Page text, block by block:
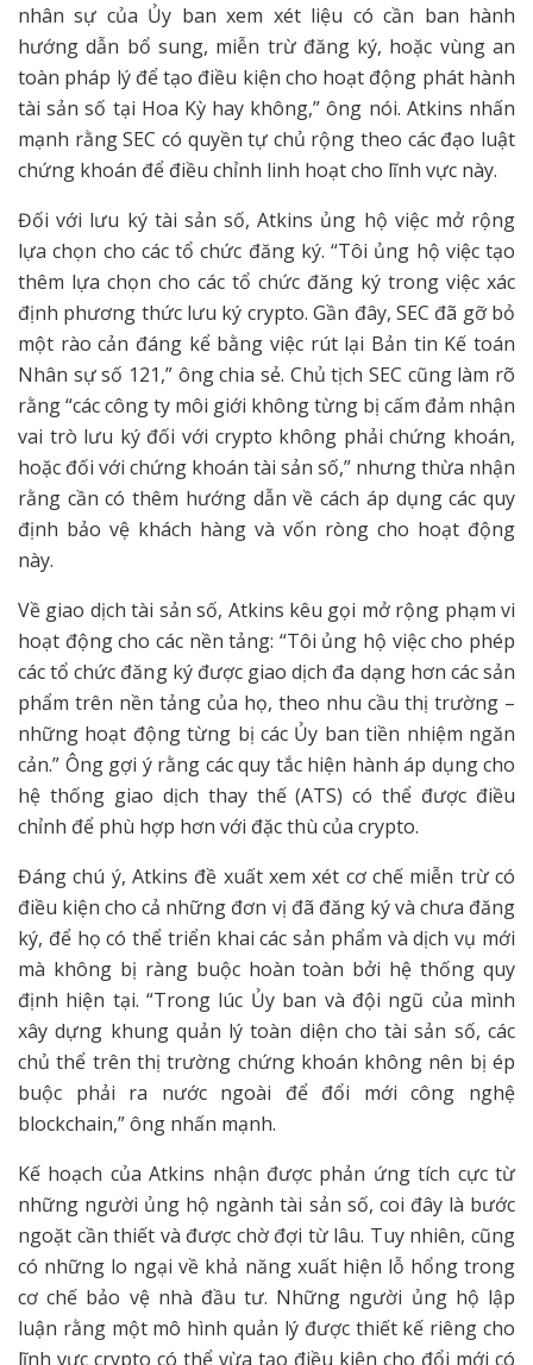
nhân sự của Ủy ban xem xét liệu có cần ban hành
hướng dẫn bổ sung, miễn trừ đăng ký, hoặc vùng an
toàn pháp lý để tạo điều kiện cho hoạt động phát hành
tài sản số tại Hoa Kỳ hay không,” ông nói. Atkins nhấn
mạnh rằng SEC có quyền tự chủ rộng theo các đạo luật
chứng khoán để điều chỉnh linh hoạt cho lĩnh vực này.
Đối với lưu ký tài sản số, Atkins ủng hộ việc mở rộng
lựa chọn cho các tổ chức đăng ký. “Tôi ủng hộ việc tạo
thêm lựa chọn cho các tổ chức đăng ký trong việc xác
định phương thức lưu ký crypto. Gần đây, SEC đã gỡ bỏ
một rào cản đáng kể bằng việc rút lại Bản tin Kế toán
Nhân sự số 121,” ông chia sẻ. Chủ tịch SEC cũng làm rõ
rằng “các công ty môi giới không từng bị cấm đảm nhận
vai trò lưu ký đối với crypto không phải chứng khoán,
hoặc đối với chứng khoán tài sản số,” nhưng thừa nhận
rằng cần có thêm hướng dẫn về cách áp dụng các quy
định bảo vệ khách hàng và vốn ròng cho hoạt động
này.
Về giao dịch tài sản số, Atkins kêu gọi mở rộng phạm vi
hoạt động cho các nền tảng: “Tôi ủng hộ việc cho phép
các tổ chức đăng ký được giao dịch đa dạng hơn các sản
phẩm trên nền tảng của họ, theo nhu cầu thị trường –
những hoạt động từng bị các Ủy ban tiền nhiệm ngăn
cản.” Ông gợi ý rằng các quy tắc hiện hành áp dụng cho
hệ thống giao dịch thay thế (ATS) có thể được điều
chỉnh để phù hợp hơn với đặc thù của crypto.
Đáng chú ý, Atkins đề xuất xem xét cơ chế miễn trừ có
điều kiện cho cả những đơn vị đã đăng ký và chưa đăng
ký, để họ có thể triển khai các sản phẩm và dịch vụ mới
mà không bị ràng buộc hoàn toàn bởi hệ thống quy
định hiện tại. “Trong lúc Ủy ban và đội ngũ của mình
xây dựng khung quản lý toàn diện cho tài sản số, các
chủ thể trên thị trường chứng khoán không nên bị ép
buộc phải ra nước ngoài để đổi mới công nghệ
blockchain,” ông nhấn mạnh.
Kế hoạch của Atkins nhận được phản ứng tích cực từ
những người ủng hộ ngành tài sản số, coi đây là bước
ngoặt cần thiết và được chờ đợi từ lâu. Tuy nhiên, cũng
có những lo ngại về khả năng xuất hiện lỗ hổng trong
cơ chế bảo vệ nhà đầu tư. Những người ủng hộ lập
luận rằng một mô hình quản lý được thiết kế riêng cho
lĩnh vực crypto có thể vừa tạo điều kiện cho đổi mới có